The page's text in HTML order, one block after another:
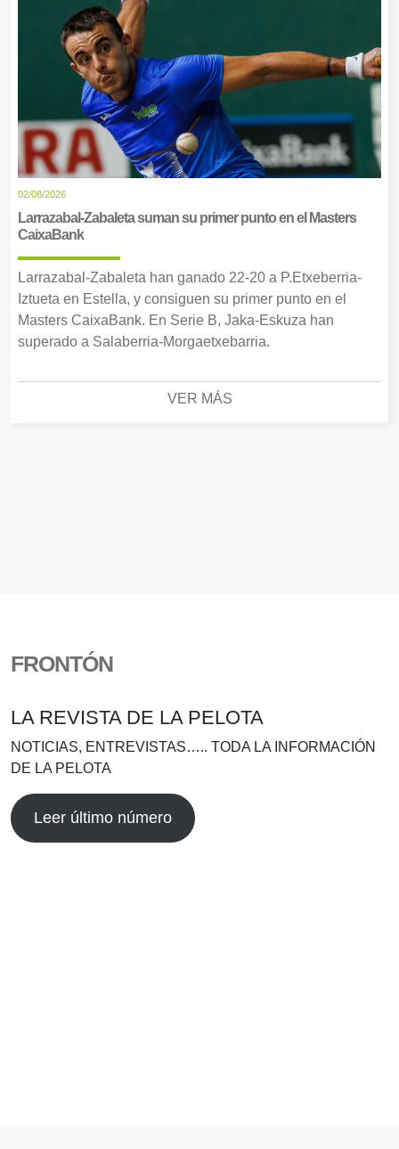
02/08/2026
Larrazabal-Zabaleta suman su primer punto en el Masters
CaixaBank
Larrazabal-Zabaleta han ganado 22-20 a P.Etxeberria-
Iztueta en Estella, y consiguen su primer punto en el
Masters CaixaBank. En Serie B, Jaka-Eskuza han
superado a Salaberria-Morgaetxebarria.
VER MÁS
FRONTÓN
LA REVISTA DE LA PELOTA
NOTICIAS, ENTREVISTAS….. TODA LA INFORMACIÓN
DE LA PELOTA
Leer último número